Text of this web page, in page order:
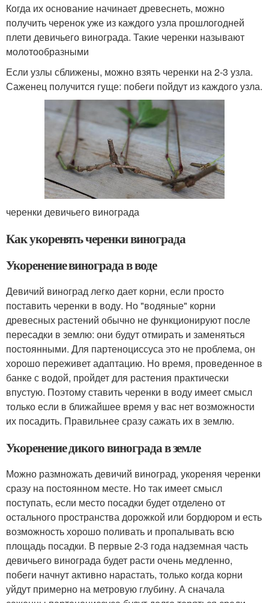
Когда их основание начинает древеснеть, можно
получить черенок уже из каждого узла прошлогодней
плети девичьего винограда. Такие черенки называют
молотообразными
Если узлы сближены, можно взять черенки на 2-3 узла.
Саженец получится гуще: побеги пойдут из каждого узла.
черенки девичьего винограда
Как укоренять черенки винограда
Укоренение винограда в воде
Девичий виноград легко дает корни, если просто
поставить черенки в воду. Но "водяные" корни
древесных растений обычно не функционируют после
пересадки в землю: они будут отмирать и заменяться
постоянными. Для партеноциссуса это не проблема, он
хорошо переживет адаптацию. Но время, проведенное в
банке с водой, пройдет для растения практически
впустую. Поэтому ставить черенки в воду имеет смысл
только если в ближайшее время у вас нет возможности
их посадить. Правильнее сразу сажать их в землю.
Укоренение дикого винограда в земле
Можно размножать девичий виноград, укореняя черенки
сразу на постоянном месте. Но так имеет смысл
поступать, если место посадки будет отделено от
остального пространства дорожкой или бордюром и есть
возможность хорошо поливать и пропалывать всю
площадь посадки. В первые 2-3 года надземная часть
девичьего винограда будет расти очень медленно,
побеги начнут активно нарастать, только когда корни
уйдут примерно на метровую глубину. А сначала